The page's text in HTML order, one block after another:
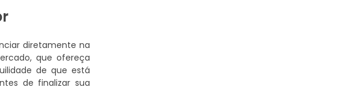
diretamente na
que ofereça
de que está
de finalizar sua